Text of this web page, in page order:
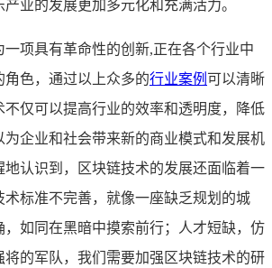
业的发展更加多元化和充满活力。
一项具有革命性的创新,正在各个行业中
色，通过以上众多的行业案例 可以清晰
不仅可以提高行业的效率和透明度，降低
为企业和社会带来新的商业模式和发展机
地认识到，区块链技术的发展还面临着一
术标准不完善，就像一座缺乏规划的城
，如同在黑暗中摸索前行；人才短缺，仿
将的军队，我们需要加强区块链技术的研